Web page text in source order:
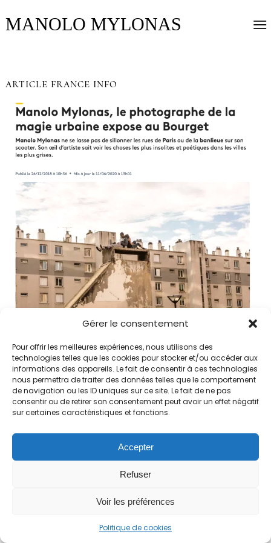
Gérer le consentement
Pour offrir les meilleures expériences, nous utilisons des
technologies telles que les cookies pour stocker et/ou accéder aux
informations des appareils. Le fait de consentir à ces technologies
nous permettra de traiter des données telles que le comportement
de navigation ou les ID uniques sur ce site. Le fait de ne pas
consentir ou de retirer son consentement peut avoir un effet négatif
sur certaines caractéristiques et fonctions.
Accepter
Refuser
Voir les préférences
Politique de cookies
MANOLO MYLONAS
ARTICLE FRANCE INFO
© Copyright - Manolo Mylonas | Création siteetMaintenance:Limbus
Studio